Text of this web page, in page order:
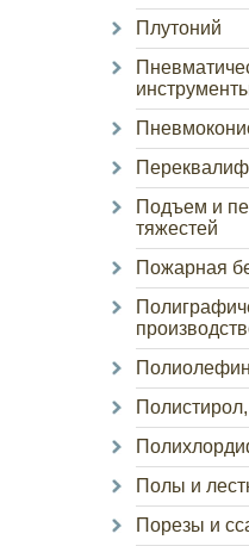
Плутоний
Подъем и
тяжестей
Пожарная
Полы и
Порезы и